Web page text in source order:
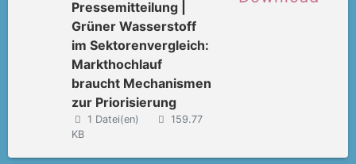
Pressemitteilung |
Grüner Wasserstoff
im Sektorenvergleich:
Markthochlauf
braucht Mechanismen
zur Priorisierung
1 Datei(en)
159.77
KB